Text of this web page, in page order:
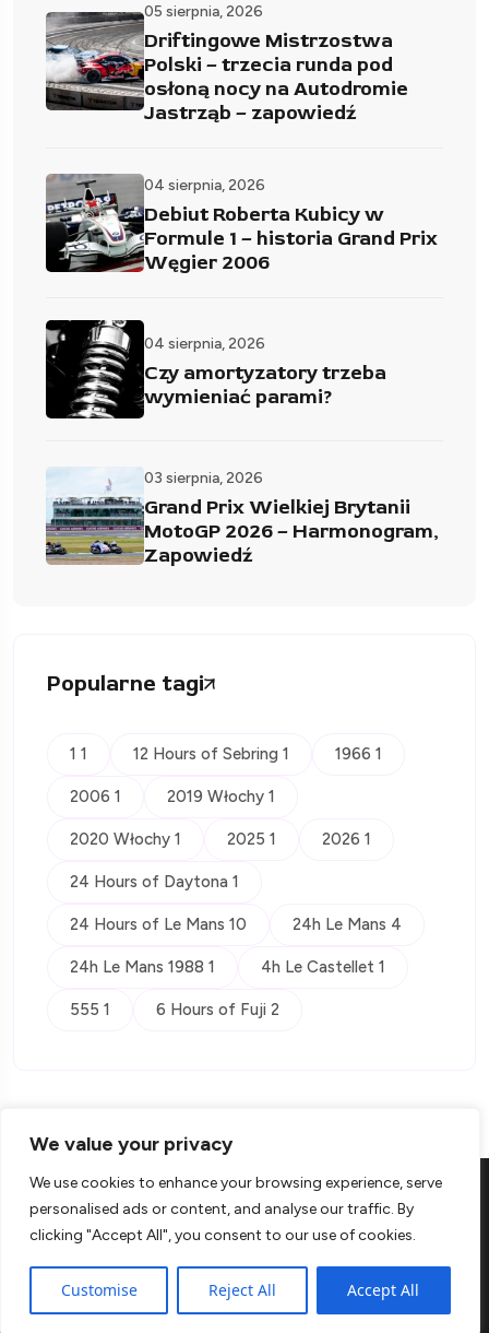
We value your privacy
We use cookies to enhance your browsing experience, serve
personalised ads or content, and analyse our traffic. By
clicking "Accept All", you consent to our use of cookies.
Customise Reject All Accept All
05 sierpnia, 2026
Driftingowe Mistrzostwa
Polski – trzecia runda pod
osłoną nocy na Autodromie
Jastrząb – zapowiedź
04 sierpnia, 2026
Debiut Roberta Kubicy w
Formule 1 – historia Grand Prix
Węgier 2006
04 sierpnia, 2026
Czy amortyzatory trzeba
wymieniać parami?
03 sierpnia, 2026
Grand Prix Wielkiej Brytanii
MotoGP 2026 – Harmonogram,
Zapowiedź
Popularne tagi
1 1 12 Hours of Sebring 1 1966 1
2006 1 2019 Włochy 1
2020 Włochy 1 2025 1 2026 1
24 Hours of Daytona 1
24 Hours of Le Mans 10 24h Le Mans 4
24h Le Mans 1988 1 4h Le Castellet 1
555 1 6 Hours of Fuji 2
© Copyright 2026 Kontra